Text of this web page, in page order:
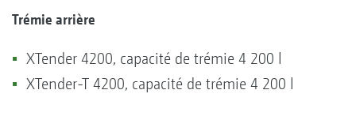
Trémie arrière
XTender 4200, capacité de trémie 4 200 l
XTender-T 4200, capacité de trémie 4 200 l